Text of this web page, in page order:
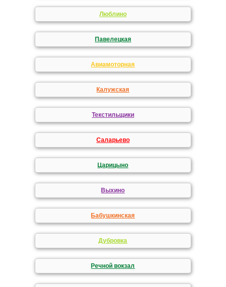
Люблино
Павелецкая
Авиамоторная
Калужская
Текстильщики
Саларьево
Царицыно
Выхино
Бабушкинская
Дубровка
Речной вокзал